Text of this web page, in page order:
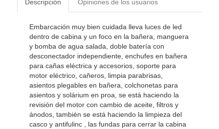
Descripción Opiniones de los usuarios
Embarcación muy bien cuidada lleva luces de led
dentro de cabina y un foco en la bañera, manguera
y bomba de agua salada, doble batería con
desconectador independiente, enchufes en bañera
para cañas eléctrica y accesorios, soporte para
motor eléctrico, cañeros, limpia parabrisas,
asientos plegables en bañera, colchonetas para
asientos y solárium en proa, se está haciendo la
revisión del motor con cambio de aceite, filtros y
ánodos, también se está haciendo la limpieza del
casco y antifulinc , las fundas para cerrar la cabina